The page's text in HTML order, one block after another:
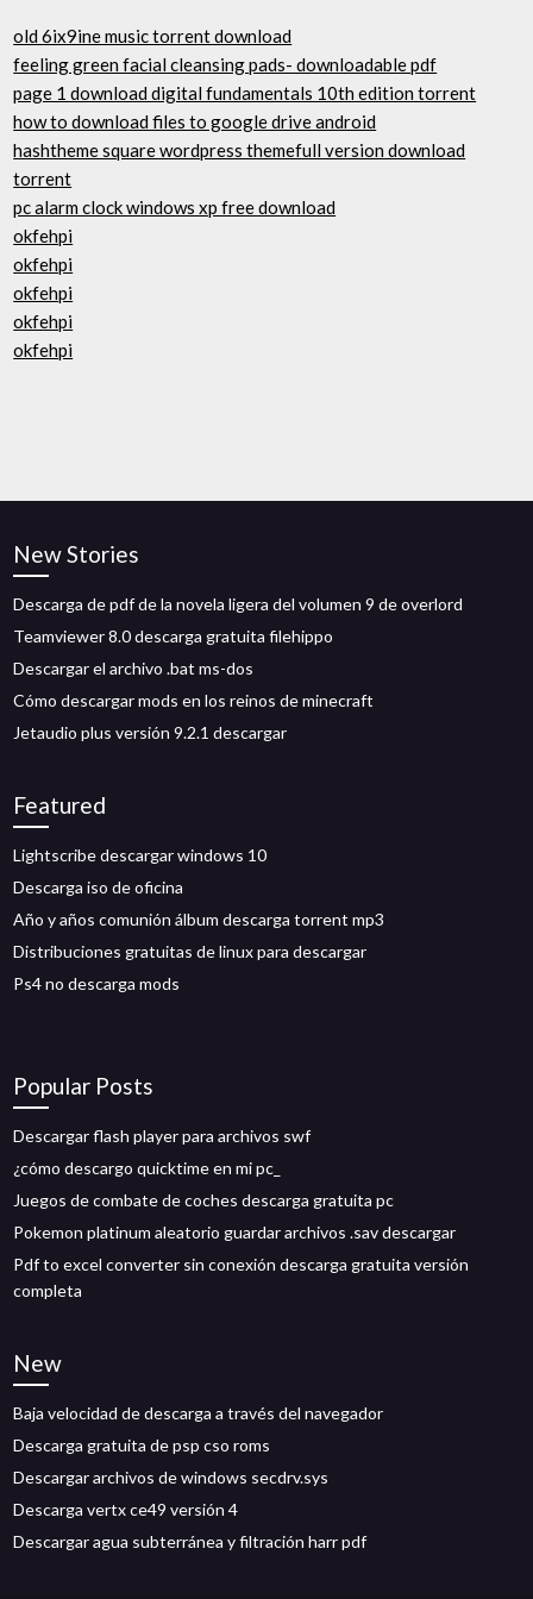
old 6ix9ine music torrent download
feeling green facial cleansing pads- downloadable pdf
page 1 download digital fundamentals 10th edition torrent
how to download files to google drive android
hashtheme square wordpress themefull version download
torrent
pc alarm clock windows xp free download
okfehpi
okfehpi
okfehpi
okfehpi
okfehpi
New Stories
Descarga de pdf de la novela ligera del volumen 9 de overlord
Teamviewer 8.0 descarga gratuita filehippo
Descargar el archivo .bat ms-dos
Cómo descargar mods en los reinos de minecraft
Jetaudio plus versión 9.2.1 descargar
Featured
Lightscribe descargar windows 10
Descarga iso de oficina
Año y años comunión álbum descarga torrent mp3
Distribuciones gratuitas de linux para descargar
Ps4 no descarga mods
Popular Posts
Descargar flash player para archivos swf
¿cómo descargo quicktime en mi pc_
Juegos de combate de coches descarga gratuita pc
Pokemon platinum aleatorio guardar archivos .sav descargar
Pdf to excel converter sin conexión descarga gratuita versión
completa
New
Baja velocidad de descarga a través del navegador
Descarga gratuita de psp cso roms
Descargar archivos de windows secdrv.sys
Descarga vertx ce49 versión 4
Descargar agua subterránea y filtración harr pdf